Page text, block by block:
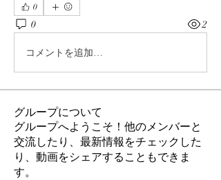
0
0 2
コメントを追加…
グループについて
グループへようこそ！他のメンバーと
交流したり、最新情報をチェックした
り、動画をシェアすることもできま
す。